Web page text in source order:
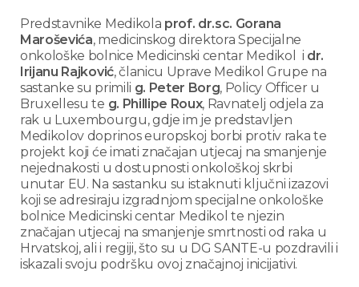
Predstavnike Medikola prof. dr.sc. Gorana
Maroševića, medicinskog direktora Specijalne
onkološke bolnice Medicinski centar Medikol i dr.
Irijanu Rajković, članicu Uprave Medikol Grupe na
sastanke su primili g. Peter Borg, Policy Officer u
Bruxellesu te g. Phillipe Roux, Ravnatelj odjela za
rak u Luxembourgu, gdje im je predstavljen
Medikolov doprinos europskoj borbi protiv raka te
projekt koji će imati značajan utjecaj na smanjenje
nejednakosti u dostupnosti onkološkoj skrbi
unutar EU. Na sastanku su istaknuti ključni izazovi
koji se adresiraju izgradnjom specijalne onkološke
bolnice Medicinski centar Medikol te njezin
značajan utjecaj na smanjenje smrtnosti od raka u
Hrvatskoj, ali i regiji, što su u DG SANTE-u pozdravili i
iskazali svoju podršku ovoj značajnoj inicijativi.